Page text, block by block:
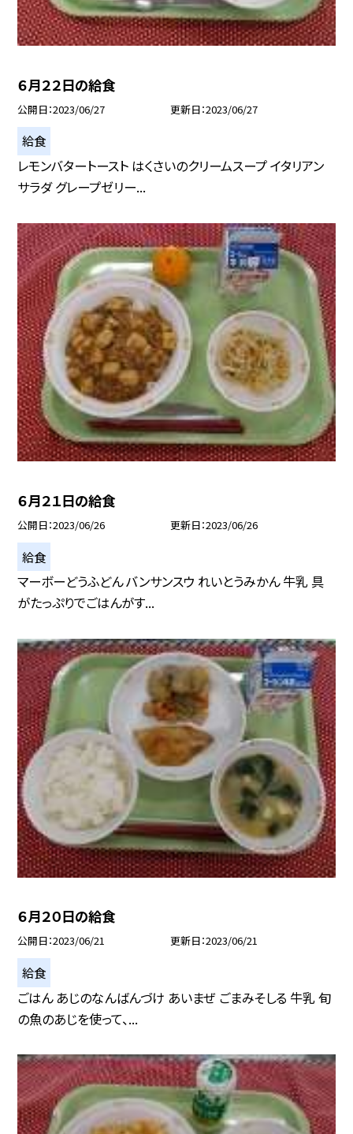
６月２２日の給食
公開日 2023/06/27 更新日 2023/06/27
給食
レモンバタートースト はくさいのクリームスープ イタリアン
サラダ グレープゼリー...
６月２１日の給食
公開日 2023/06/26 更新日 2023/06/26
給食
マーボーどうふどん バンサンスウ れいとうみかん 牛乳 具
がたっぷりでごはんがす...
６月２０日の給食
公開日 2023/06/21 更新日 2023/06/21
給食
ごはん あじのなんばんづけ あいまぜ ごまみそしる 牛乳 旬
の魚のあじを使って、...